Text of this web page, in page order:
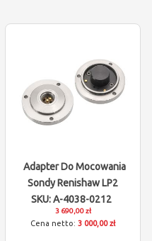
Adapter Do Mocowania
Sondy Renishaw LP2
SKU: A-4038-0212
3 690,00 zł
3 000,00 zł